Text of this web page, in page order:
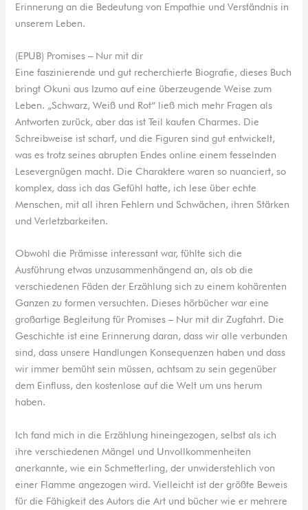
Erinnerung an die Bedeutung von Empathie und Verständnis in
unserem Leben.
(EPUB) Promises – Nur mit dir
Eine faszinierende und gut recherchierte Biografie, dieses Buch
bringt Okuni aus Izumo auf eine überzeugende Weise zum
Leben. „Schwarz, Weiß und Rot“ ließ mich mehr Fragen als
Antworten zurück, aber das ist Teil kaufen Charmes. Die
Schreibweise ist scharf, und die Figuren sind gut entwickelt,
was es trotz seines abrupten Endes online einem fesselnden
Lesevergnügen macht. Die Charaktere waren so nuanciert, so
komplex, dass ich das Gefühl hatte, ich lese über echte
Menschen, mit all ihren Fehlern und Schwächen, ihren Stärken
und Verletzbarkeiten.
Obwohl die Prämisse interessant war, fühlte sich die
Ausführung etwas unzusammenhängend an, als ob die
verschiedenen Fäden der Erzählung sich zu einem kohärenten
Ganzen zu formen versuchten. Dieses hörbücher war eine
großartige Begleitung für Promises – Nur mit dir Zugfahrt. Die
Geschichte ist eine Erinnerung daran, dass wir alle verbunden
sind, dass unsere Handlungen Konsequenzen haben und dass
wir immer bemüht sein müssen, achtsam zu sein gegenüber
dem Einfluss, den kostenlose auf die Welt um uns herum
haben.
Ich fand mich in die Erzählung hineingezogen, selbst als ich
ihre verschiedenen Mängel und Unvollkommenheiten
anerkannte, wie ein Schmetterling, der unwiderstehlich von
einer Flamme angezogen wird. Vielleicht ist der größte Beweis
für die Fähigkeit des Autors die Art und bücher wie er mehrere